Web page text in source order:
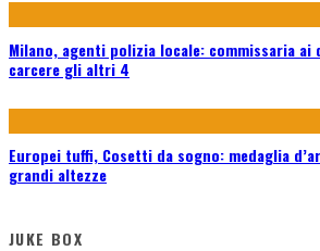
Milano, agenti polizia locale: commissaria
carcere gli altri 4
Europei tuffi, Cosetti da sogno: medaglia
grandi altezze
JUKE BOX